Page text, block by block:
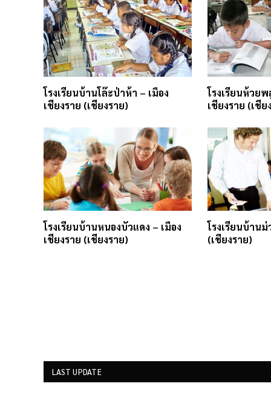
โรงเรียนบ้านโล๊ะป่าห้า – เมือง
เชียงราย (เชียงราย)
โรงเรียนห้วย
เชียงราย (เชีย
โรงเรียนบ้านหนองบัวแดง – เมือง
เชียงราย (เชียงราย)
โรงเรียนบ้าน
(เชียงราย)
LAST UPDATE